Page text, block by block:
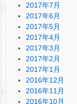
2017年7月
2017年6月
2017年5月
2017年4月
2017年3月
2017年2月
2017年1月
2016年12月
2016年11月
2016年10月